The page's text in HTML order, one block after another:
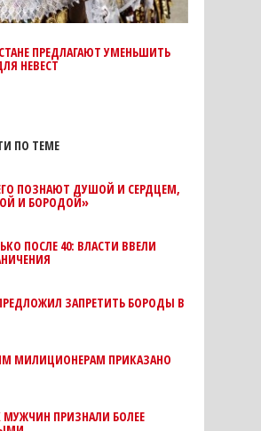
ПРЕДЛАГАЮТ УМЕНЬШИТЬ
НЕВЕСТ
ПО ТЕМЕ
ПОЗНАЮТ ДУШОЙ И СЕРДЦЕМ,
И БОРОДОЙ»
ПОСЛЕ 40: ВЛАСТИ ВВЕЛИ
ЗАПРЕТИТЬ БОРОДЫ В
МИЛИЦИОНЕРАМ ПРИКАЗАНО
ПРИЗНАЛИ БОЛЕЕ